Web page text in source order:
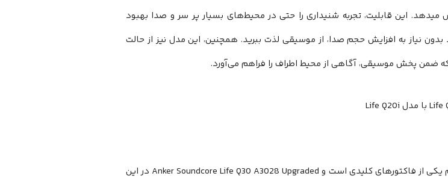
این قابلیت، تجربه شنیداری را حتی در محیط‌های بسیار پر سر و صدا بهبود
نیاز به افزایش حجم صدا، از موسیقی لذت ببرید. همچنین، این مدل نیز از حالت
عمر باتری در هدفون‌های بی‌سیم یکی از فاکتورهای کلیدی است و Anker Soundcore Life Q30 A3028 Upgraded در این